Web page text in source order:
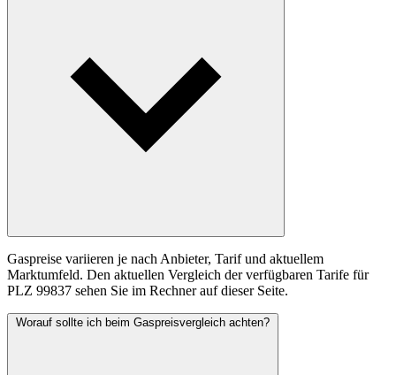
Gaspreise variieren je nach Anbieter, Tarif und aktuellem
Marktumfeld. Den aktuellen Vergleich der verfügbaren Tarife für
PLZ 99837 sehen Sie im Rechner auf dieser Seite.
Worauf sollte ich beim Gaspreisvergleich achten?